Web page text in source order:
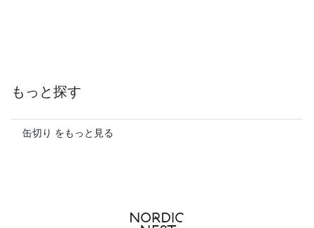
もっと探す
缶切り をもっと見る